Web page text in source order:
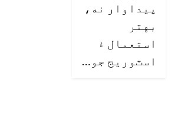
پيداوار نه،
بهتر
استعمال ۽
اسٽوريج جو…